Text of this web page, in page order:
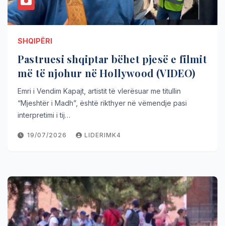
SHQIPËRI
Pastruesi shqiptar bëhet pjesë e filmit
më të njohur në Hollywood (VIDEO)
Emri i Vendim Kapajt, artistit të vlerësuar me titullin
“Mjeshtër i Madh”, është rikthyer në vëmendje pasi
interpretimi i tij…
19/07/2026 LIDERIMK4